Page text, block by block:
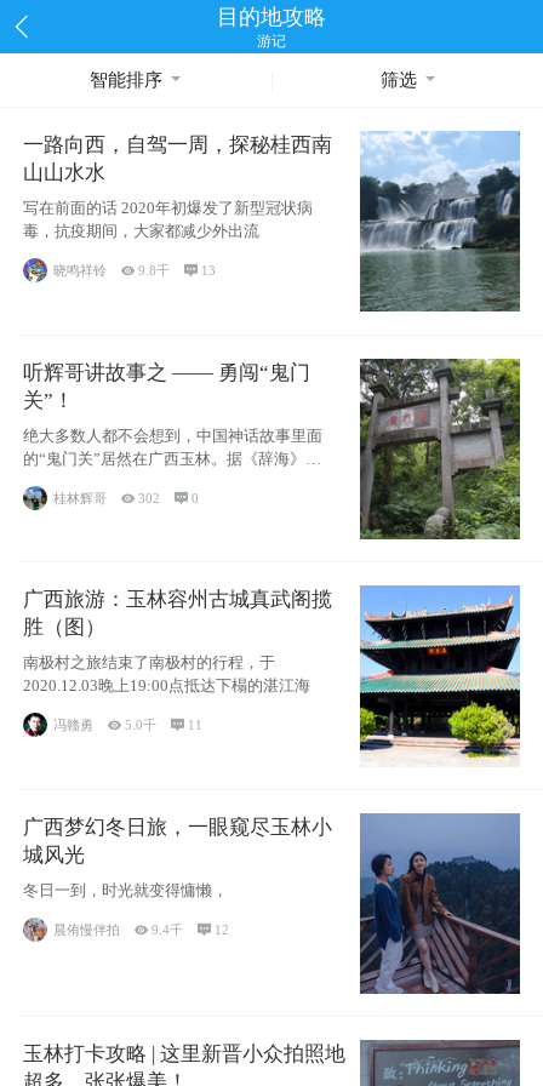
目的地攻略
游记
智能排序 筛选
一路向西，自驾一周，探秘桂西南
山山水水
写在前面的话 2020年初爆发了新型冠状病
毒，抗疫期间，大家都减少外出流
晓鸣祥铃 9.8千  13
听辉哥讲故事之 —— 勇闯“鬼门
关”！
绝大多数人都不会想到，中国神话故事里面
的“鬼门关”居然在广西玉林。据《辞海》记
桂林辉哥  302 0
广西旅游：玉林容州古城真武阁揽
胜（图）
南极村之旅结束了南极村的行程，于
2020.12.03晚上19:00点抵达下榻的湛江海
冯赣勇 5.0千  11
广西梦幻冬日旅，一眼窥尽玉林小
城风光
冬日一到，时光就变得慵懒，
晨侑慢伴拍 9.4千  12
玉林打卡攻略 | 这里新晋小众拍照地